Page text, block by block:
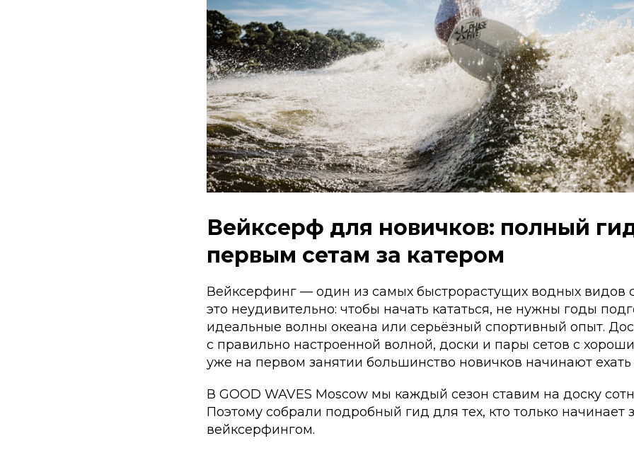
Вейксерф для новичков: полный
первым сетам за катером
Вейксерфинг — один из самых быстрорастущих водных видов
это неудивительно: чтобы начать кататься, не нужны годы
идеальные волны океана или серьёзный спортивный опыт.
с правильно настроенной волной, доски и пары сетов с
уже на первом занятии большинство новичков начинают ехать
В GOOD WAVES Moscow мы каждый сезон ставим на доску
Поэтому собрали подробный гид для тех, кто только начинает
вейксерфингом.